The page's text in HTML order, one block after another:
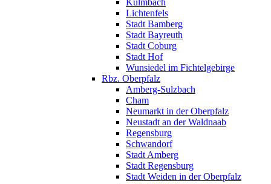
Kulmbach
Lichtenfels
Stadt Bamberg
Stadt Bayreuth
Stadt Coburg
Stadt Hof
Wunsiedel im Fichtelgebirge
Rbz. Oberpfalz
Amberg-Sulzbach
Cham
Neumarkt in der Oberpfalz
Neustadt an der Waldnaab
Regensburg
Schwandorf
Stadt Amberg
Stadt Regensburg
Stadt Weiden in der Oberpfalz